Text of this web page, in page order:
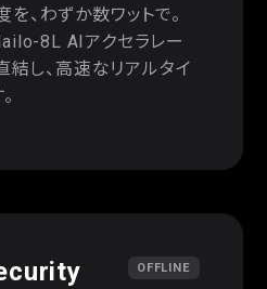
、わずか数ワットで。
8L AIアクセラレー
し、高速なリアルタイ
OFFLINE